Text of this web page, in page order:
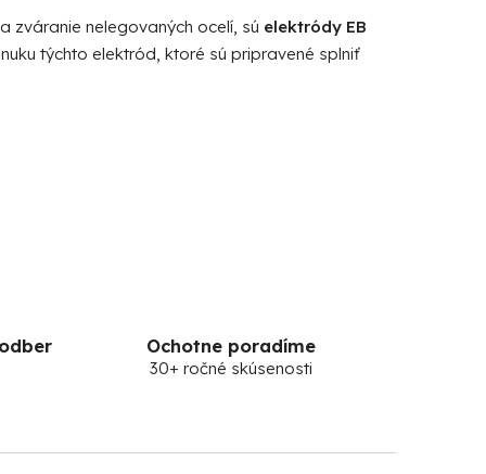
zváranie nelegovaných ocelí, sú elektródy EB
týchto elektród, ktoré sú pripravené splniť
Ochotne poradíme
30+ ročné skúsenosti